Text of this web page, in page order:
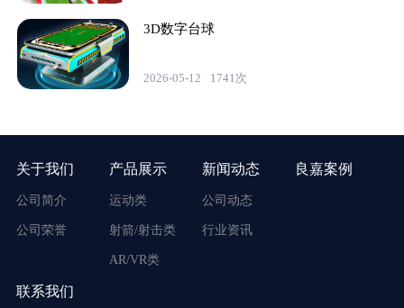
3D数字台球
2026-05-12 1741次
关于我们
公司简介
公司荣誉
产品展示
运动类
射箭/射击类
AR/VR类
新闻动态
公司动态
行业资讯
良嘉案例
联系我们